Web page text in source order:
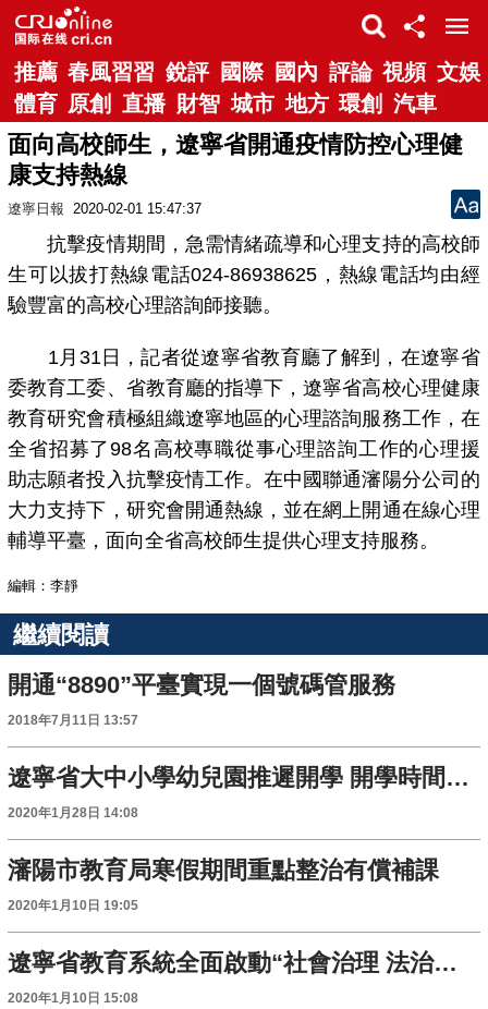
推薦 春風習習 銳評 國際 國內 評論 視頻 文娛
體育 原創 直播 財智 城市 地方 環創 汽車
面向高校師生，遼寧省開通疫情防控心理健
康支持熱線
遼寧日報 2020-02-01 15:47:37
抗擊疫情期間，急需情緒疏導和心理支持的高校師
生可以拔打熱線電話024-86938625，熱線電話均由經
驗豐富的高校心理諮詢師接聽。
1月31日，記者從遼寧省教育廳了解到，在遼寧省
委教育工委、省教育廳的指導下，遼寧省高校心理健康
教育研究會積極組織遼寧地區的心理諮詢服務工作，在
全省招募了98名高校專職從事心理諮詢工作的心理援
助志願者投入抗擊疫情工作。在中國聯通瀋陽分公司的
大力支持下，研究會開通熱線，並在網上開通在線心理
輔導平臺，面向全省高校師生提供心理支持服務。
編輯：李靜
繼續閱讀
開通“8890”平臺實現一個號碼管服務
2018年7月11日 13:57
遼寧省大中小學幼兒園推遲開學 開學時間視疫情防控情況另行通知
2020年1月28日 14:08
瀋陽市教育局寒假期間重點整治有償補課
2020年1月10日 19:05
遼寧省教育系統全面啟動“社會治理 法治先行”宣傳年活動
2020年1月10日 15:08